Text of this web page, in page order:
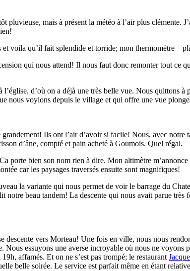
pluvieuse, mais à présent la météo à l’air plus clémente.
voila qu’il fait splendide et torride; mon thermomètre –
qui nous attend! Il nous faut donc remonter tout ce
d’où on a déjà une très belle vue. Nous quittons
nous voyions depuis le village et qui offre une vue
Ils ont l’air d’avoir si facile! Nous, avec notre
d’âne, compté et pain acheté à Goumois. Quel régal.
porte bien son nom rien à dire. Mon altimètre
car les paysages traversés ensuite sont magnifiques!
la variante qui nous permet de voir le barrage du
notre beau tandem! La descente qui nous avait parue
descente vers Morteau! Une fois en ville, nous nous
essuyons une averse incroyable où nous ne
affamés. Et on ne s’est pas trompé; le restaurant
belle soirée. Le service est parfait même en étant